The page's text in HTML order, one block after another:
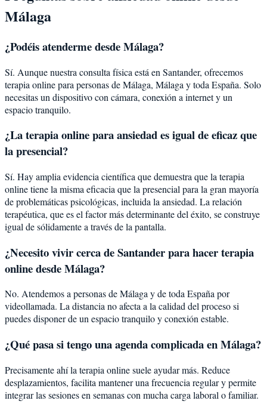
Málaga
¿Podéis atenderme desdeMálaga?
Sí. Aunque nuestra consulta física está en Santander, ofrecemos
terapia online para personas deMálaga, Málaga y toda España. Solo
necesitas un dispositivo con cámara, conexión a internet y un
espacio tranquilo.
¿La terapia online paraansiedades igual de eficaz que
la presencial?
Sí. Hay amplia evidencia científica que demuestra que la terapia
online tiene la misma eficacia que la presencial para la gran mayoría
de problemáticas psicológicas, incluida la ansiedad. La relación
terapéutica, que es el factor más determinante del éxito, se construye
igual de sólidamente a través de la pantalla.
¿Necesito vivir cerca de Santander para hacer terapia
online desde Málaga?
No. Atendemos a personas de Málaga y de toda España por
videollamada. La distancia no afecta a la calidad del proceso si
puedes disponer de un espacio tranquilo y conexión estable.
¿Qué pasa si tengo una agenda complicada en Málaga?
Precisamente ahí la terapia online suele ayudar más. Reduce
desplazamientos, facilita mantener una frecuencia regular y permite
integrar las sesiones en semanas con mucha carga laboral o familiar.